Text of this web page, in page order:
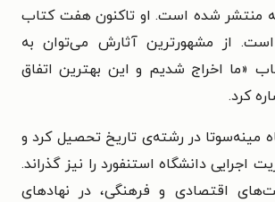
۱۰۰ روزنامه منتشر شده است. او تاکنون هفت کتاب
از مشهورترین آثارش می‌توان به
«ما اخراج شدیم و این بهترین اتفاق
کرد.
مینه‌سوتا در رشته‌ی تاریخ تحصیل کرد و
اجرایی دانشگاه استنفورد را نیز گذراند.
اقتصادی و فرهنگی، در نهادهای